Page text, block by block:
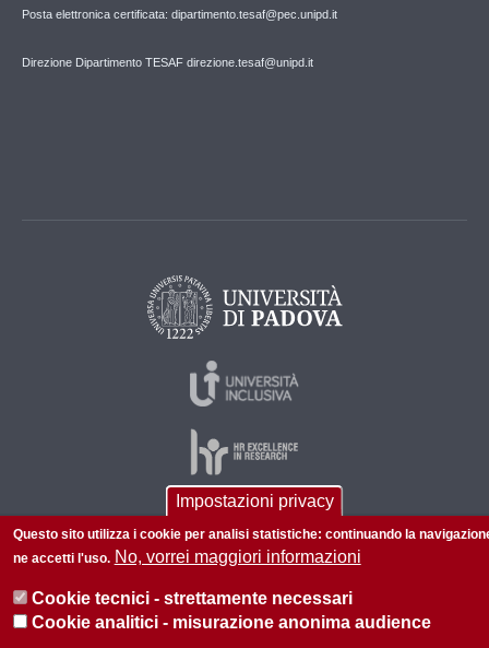
Posta elettronica certificata: dipartimento.tesaf@pec.unipd.it
Direzione Dipartimento TESAF direzione.tesaf@unipd.it
© 2026 Università di Padova - Tutti i diritti riservati
Impostazioni privacy
Questo sito utilizza i cookie per analisi statistiche: continuando la
ne accetti l'uso. No, vorrei maggiori informazioni
Cookie tecnici - strettamente necessari
Cookie analitici - misurazione anonima audience